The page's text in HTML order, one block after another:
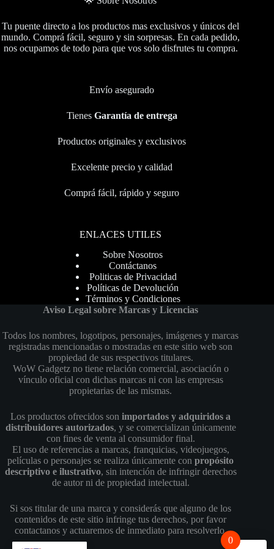
Tu puente directo a los productos mas exclusivos y únicos del
mundo. Comprá fácil, seguro y sin sorpresas. En cada pedido,
nos ocupamos de todo para que vos solo disfrutes tu compra.
Envío asegurado
Tienes Garantía de entrega
Productos originales y exclusivos
Excelente precio y calidad
Comprá fácil, rápido y seguro
ENLACES UTILES
Sobre Nosotros
Contáctanos
Politicas de Privacidad
Políticas de Devolución
Términos y Condiciones
Aviso Legal sobre Marcas y Licencias
Todos los nombres, logotipos, personajes, imágenes y marcas
registradas mencionadas o mostradas en este sitio web son
propiedad de sus respectivos titulares.
WoW Gadgetz no tiene relación comercial, asociación o
vínculo oficial con dichas marcas ni con las empresas
propietarias de las mismas.
Los productos ofrecidos sonimportados y adquiridos a
distribuidores autorizados, y se comercializan únicamente
con fines de venta al consumidor final.
El uso de referencias a marcas, franquicias, videojuegos,
películas o personajes se realiza únicamente conpropósito
descriptivo e ilustrativo, sin intención de infringir derechos
de autor ni de propiedad intelectual.
Si sos titular de una marca y considerás que alguno de los
contenidos de este sitio infringe tus derechos, por favor
contactanos y actuaremos de inmediato para resolverlo.
0